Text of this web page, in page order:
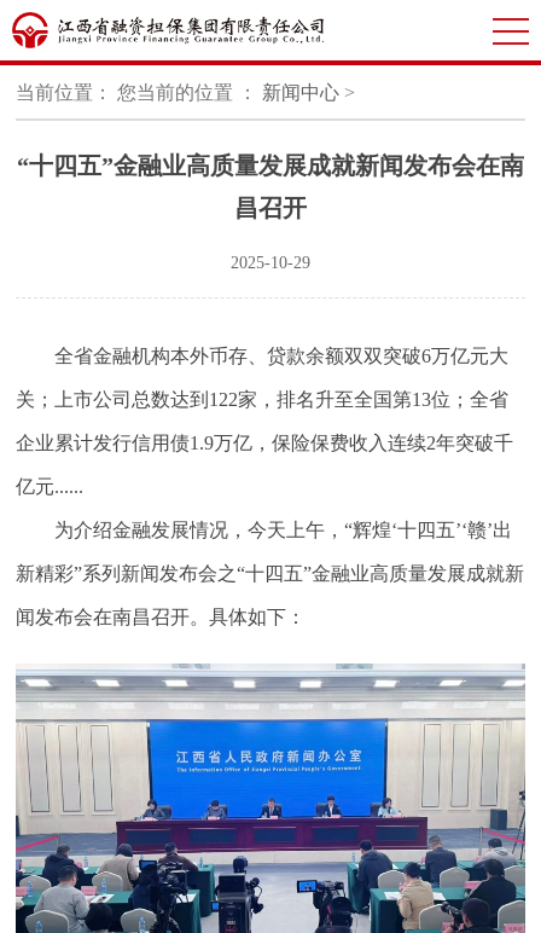
当前位置： 您当前的位置 ： 新闻中心 >
“十四五”金融业高质量发展成就新闻发布会在南
昌召开
2025-10-29
全省金融机构本外币存、贷款余额双双突破6万亿元大
关；上市公司总数达到122家，排名升至全国第13位；全省
企业累计发行信用债1.9万亿，保险保费收入连续2年突破千
亿元......
为介绍金融发展情况，今天上午，“辉煌‘十四五’‘赣’出
新精彩”系列新闻发布会之“十四五”金融业高质量发展成就新
闻发布会在南昌召开。具体如下：